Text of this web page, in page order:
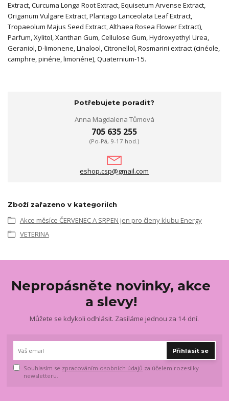
Extract, Curcuma Longa Root Extract, Equisetum Arvense Extract,
Origanum Vulgare Extract, Plantago Lanceolata Leaf Extract,
Tropaeolum Majus Seed Extract, Althaea Rosea Flower Extract),
Parfum, Xylitol, Xanthan Gum, Cellulose Gum, Hydroxyethyl Urea,
Geraniol, D-limonene, Linalool, Citronellol, Rosmarini extract (cinéole,
camphre, pinéne, limonéne), Quaternium-15.
Potřebujete poradit?
Anna Magdalena Tůmová
705 635 255
(Po-Pá, 9-17 hod.)
eshop.csp@gmail.com
Zboží zařazeno v kategoriích
Akce měsíce ČERVENEC A SRPEN jen pro členy klubu Energy
VETERINA
Nepropásněte novinky, akce
a slevy!
Můžete se kdykoli odhlásit. Zasíláme jednou za 14 dní.
Přihlásit se
Souhlasím se zpracováním osobních údajů za účelem rozesílky
newsletteru.